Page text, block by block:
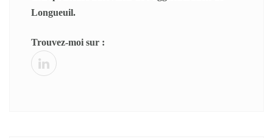
Longueuil.
Trouvez-moi sur :